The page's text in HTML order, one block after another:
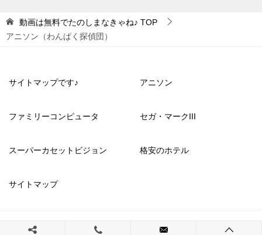
動画は無料でたのしまなきゃね♪ TOP
アニソン（わんぱく探偵団）
サイトマップです♪ アニソン
ファミリーコンピュータ セガ・マークIII
スーパーカセットビジョン 格安のホテル
サイトマップ
© 2023 動画は無料でたのしまなきゃね♪